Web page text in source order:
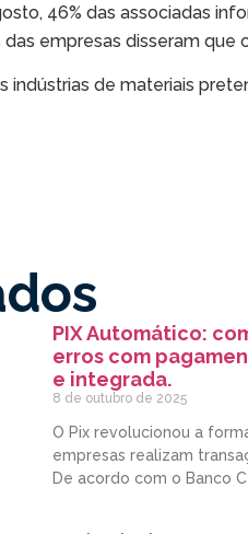
46% das associadas
empresas disseram que
indústrias de materiais
PIX Automático:
erros com
e integrada.
8 de outubro de 2025
O Pix revolucionou a
empresas realizam
De acordo com o Banco